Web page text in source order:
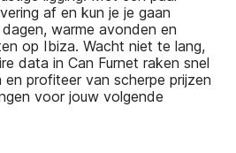
af en kun je je gaan
warme avonden en
op Ibiza. Wacht niet te lang,
data in Can Furnet raken snel
profiteer van scherpe prijzen
voor jouw volgende